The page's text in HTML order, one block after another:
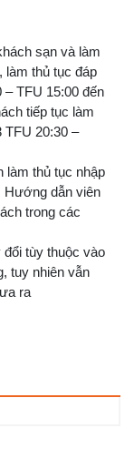
sạn và làm
làm thủ tục đáp
TFU 15:00 đến
tiếp tục làm
TFU 20:30 –
làm thủ tục nhập
Hướng dẫn viên
trong các
tùy thuộc vào
tuy nhiên vẫn
ra